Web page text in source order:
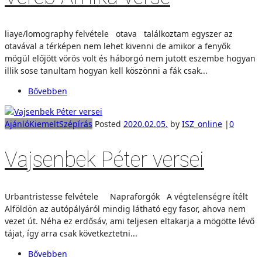
liaye/lomography felvétele otava találkoztam egyszer az
otavával a térképen nem lehet kivenni de amikor a fenyők
mögül előjött vörös volt és háborgó nem jutott eszembe hogyan
illik sose tanultam hogyan kell köszönni a fák csak...
Bővebben
AjánlóKiemeltSzépírás Posted 2020.02.05. by ISZ_online |0
Vajsenbek Péter versei
Urbantristesse felvétele Napraforgók A végtelenségre ítélt
Alföldön az autópályáról mindig látható egy fasor, ahova nem
vezet út. Néha ez erdősáv, ami teljesen eltakarja a mögötte lévő
tájat, így arra csak következtetni...
Bővebben